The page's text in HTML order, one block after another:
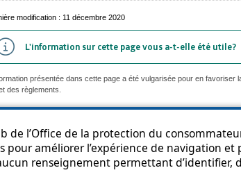
l’Office de la protection du
améliorer l’expérience de navigation et
renseignement permettant d’identifier,
modification : 11 décembre 2020
L'information sur cette page vous a-t-elle été utile?
présentée dans cette page a été vulgarisée pour en favoriser
des règlements.
Politique de confidentialité Diffusion de